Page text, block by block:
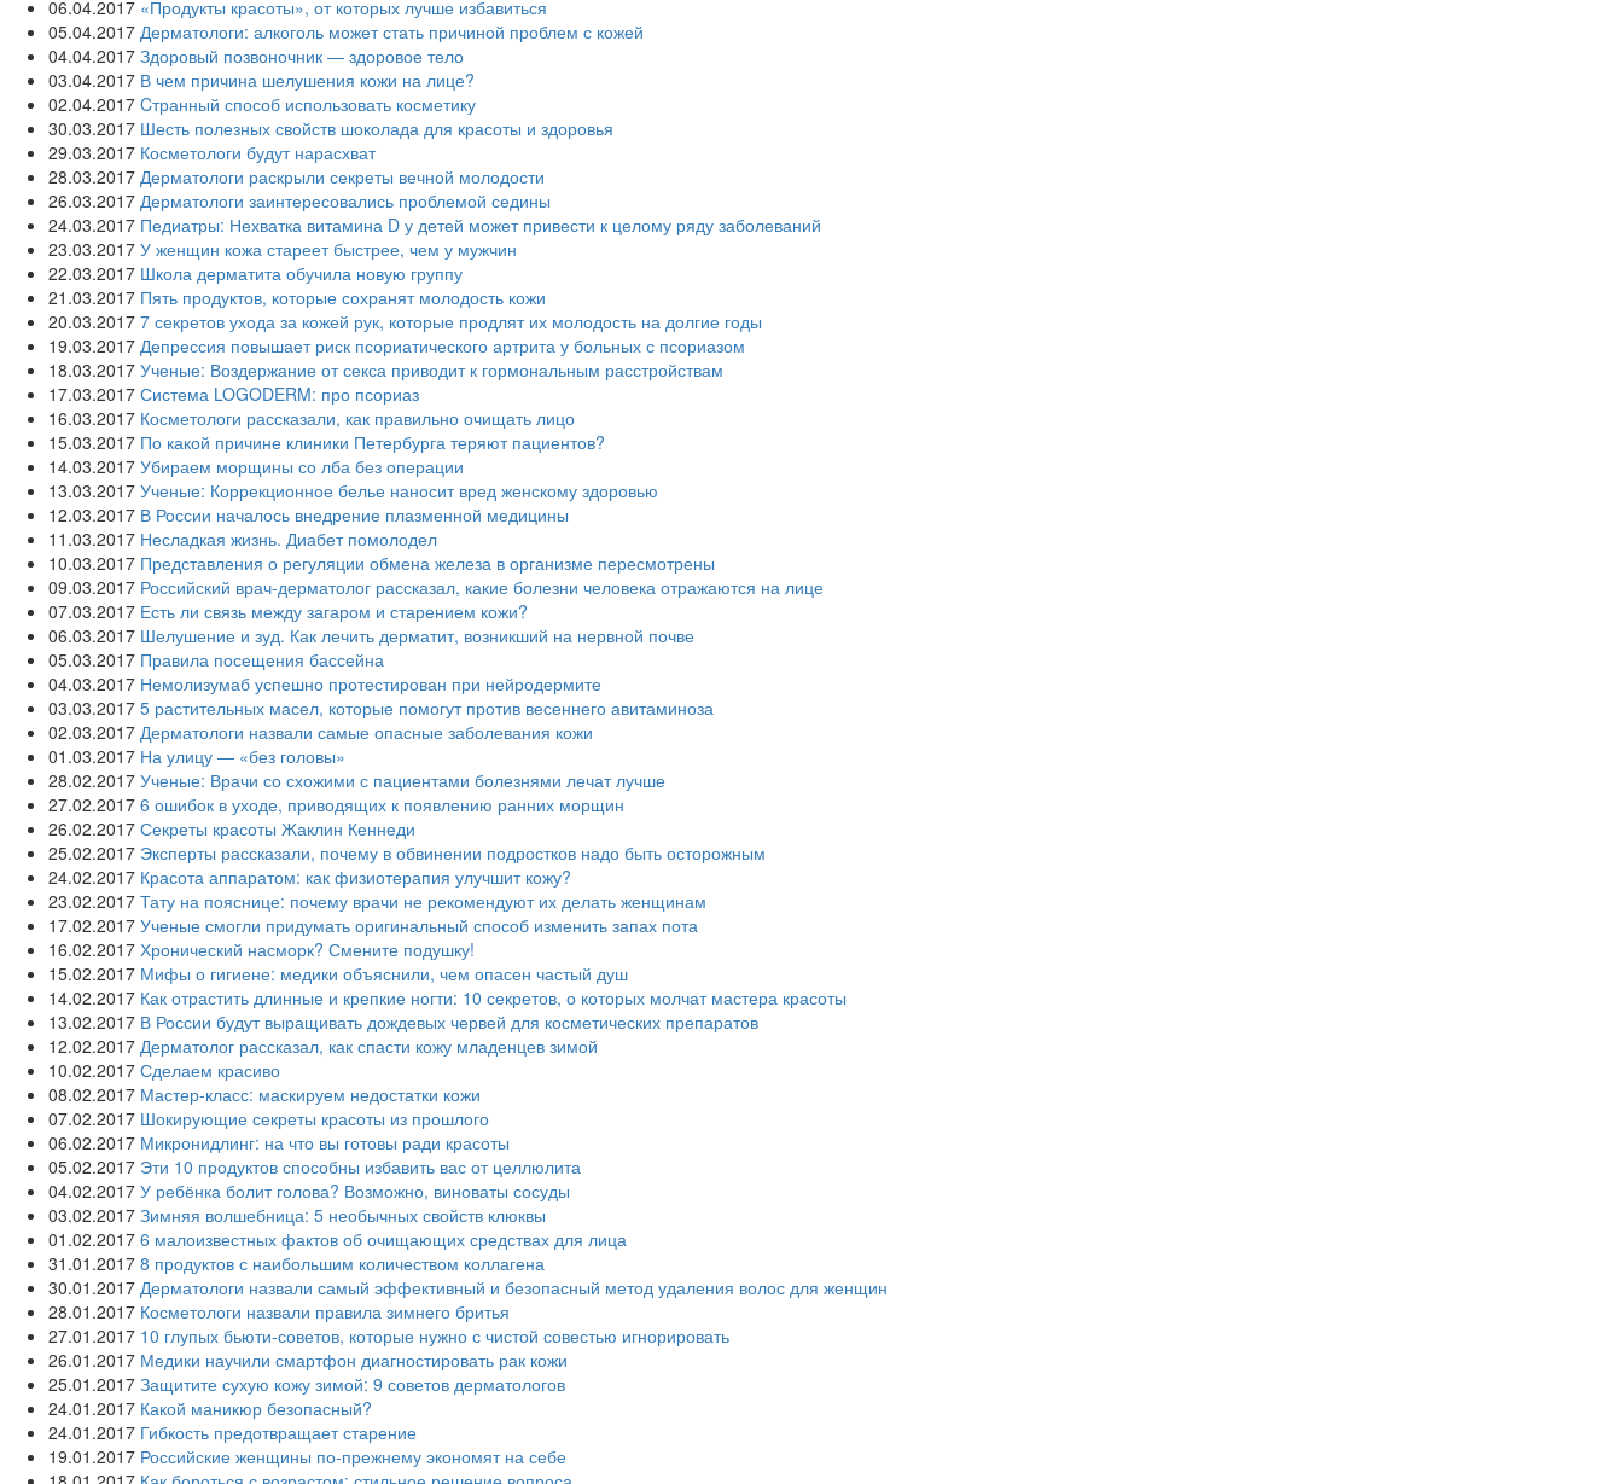
06.04.2017 «Продукты красоты», от которых лучше избавиться
05.04.2017 Дерматологи: алкоголь может стать причиной проблем с кожей
04.04.2017 Здоровый позвоночник — здоровое тело
03.04.2017 В чем причина шелушения кожи на лице?
02.04.2017 Cтранный способ использовать косметику
30.03.2017 Шесть полезных свойств шоколада для красоты и здоровья
29.03.2017 Косметологи будут нарасхват
28.03.2017 Дерматологи раскрыли секреты вечной молодости
26.03.2017 Дерматологи заинтересовались проблемой седины
24.03.2017 Педиатры: Нехватка витамина D у детей может привести к целому ряду заболеваний
23.03.2017 У женщин кожа стареет быстрее, чем у мужчин
22.03.2017 Школа дерматита обучила новую группу
21.03.2017 Пять продуктов, которые сохранят молодость кожи
20.03.2017 7 секретов ухода за кожей рук, которые продлят их молодость на долгие годы
19.03.2017 Депрессия повышает риск псориатического артрита у больных с псориазом
18.03.2017 Ученые: Воздержание от секса приводит к гормональным расстройствам
17.03.2017 Система LOGODERM: про псориаз
16.03.2017 Косметологи рассказали, как правильно очищать лицо
15.03.2017 По какой причине клиники Петербурга теряют пациентов?
14.03.2017 Убираем морщины со лба без операции
13.03.2017 Ученые: Коррекционное белье наносит вред женскому здоровью
12.03.2017 В России началось внедрение плазменной медицины
11.03.2017 Несладкая жизнь. Диабет помолодел
10.03.2017 Представления о регуляции обмена железа в организме пересмотрены
09.03.2017 Российский врач-дерматолог рассказал, какие болезни человека отражаются на лице
07.03.2017 Есть ли связь между загаром и старением кожи?
06.03.2017 Шелушение и зуд. Как лечить дерматит, возникший на нервной почве
05.03.2017 Правила посещения бассейна
04.03.2017 Немолизумаб успешно протестирован при нейродермите
03.03.2017 5 растительных масел, которые помогут против весеннего авитаминоза
02.03.2017 Дерматологи назвали самые опасные заболевания кожи
01.03.2017 На улицу — «без головы»
28.02.2017 Ученые: Врачи со схожими с пациентами болезнями лечат лучше
27.02.2017 6 ошибок в уходе, приводящих к появлению ранних морщин
26.02.2017 Секреты красоты Жаклин Кеннеди
25.02.2017 Эксперты рассказали, почему в обвинении подростков надо быть осторожным
24.02.2017 Красота аппаратом: как физиотерапия улучшит кожу?
23.02.2017 Тату на пояснице: почему врачи не рекомендуют их делать женщинам
17.02.2017 Ученые смогли придумать оригинальный способ изменить запах пота
16.02.2017 Хронический насморк? Смените подушку!
15.02.2017 Мифы о гигиене: медики объяснили, чем опасен частый душ
14.02.2017 Как отрастить длинные и крепкие ногти: 10 секретов, о которых молчат мастера красоты
13.02.2017 В России будут выращивать дождевых червей для косметических препаратов
12.02.2017 Дерматолог рассказал, как спасти кожу младенцев зимой
10.02.2017 Сделаем красиво
08.02.2017 Мастер-класс: маскируем недостатки кожи
07.02.2017 Шокирующие секреты красоты из прошлого
06.02.2017 Микронидлинг: на что вы готовы ради красоты
05.02.2017 Эти 10 продуктов способны избавить вас от целлюлита
04.02.2017 У ребёнка болит голова? Возможно, виноваты сосуды
03.02.2017 Зимняя волшебница: 5 необычных свойств клюквы
01.02.2017 6 малоизвестных фактов об очищающих средствах для лица
31.01.2017 8 продуктов с наибольшим количеством коллагена
30.01.2017 Дерматологи назвали самый эффективный и безопасный метод удаления волос для женщин
28.01.2017 Косметологи назвали правила зимнего бритья
27.01.2017 10 глупых бьюти-советов, которые нужно с чистой совестью игнорировать
26.01.2017 Медики научили смартфон диагностировать рак кожи
25.01.2017 Защитите сухую кожу зимой: 9 советов дерматологов
24.01.2017 Какой маникюр безопасный?
24.01.2017 Гибкость предотвращает старение
19.01.2017 Российские женщины по-прежнему экономят на себе